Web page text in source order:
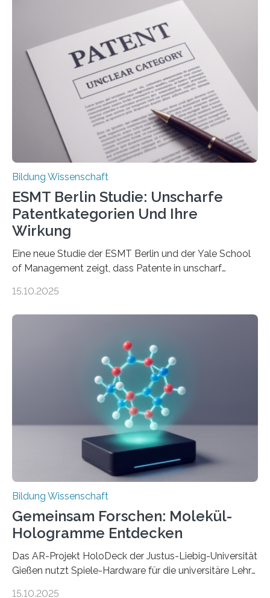
Rückenschmerzen denken und welche Erfahrungen sie
damit gemacht haben, kann entscheidend
beeinflussen, wie Schmerzen verlaufen und welche
Therapien wirken. Diese individuellen Überzeugungen
stehen im Mittelpunkt einer aktuellen Studie der
Hochschule Bochum. Im Rahmen des
Promotionsprojekts „BACKCamPAIN“ führt die
Doktorandin Deborah Jost (Hochschule Bochum,
Promotionskolleg NRW) derzeit eine Online-Umfrage
durch. Ziel ist es, herauszufinden,…
Bildung Wissenschaft
ESMT Berlin Studie: Unscharfe
Patentkategorien Und Ihre
Wirkung
Eine neue Studie der ESMT Berlin und der Yale School
of Management zeigt, dass Patente in unscharf
häufiger zu bahnbrechenden Innovationen führen und
Erfindungen entstehen besonders dann, wenn
Wissenskategorien verschwimmen. Das zeigt neue
Forschung von Gianluca Carnabuci, Professor of
Organizational Behavior an der ESMT Berlin, und
Balázs Kovács, Professor an der Yale School of
Management. Die Forscher kommen zu dem Schluss,
dass Patente…
15.10.2025
Bildung Wissenschaft
Gemeinsam Forschen: Molekül-
Hologramme Entdecken
Das AR-Projekt HoloDeck der Justus-Liebig-Universität
Gießen nutzt Spiele-Hardware für die universitäre Lehre
15.10.2025